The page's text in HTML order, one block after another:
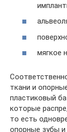
мягкое
ткани и
пластиковый
которые
то есть
опорные зубы